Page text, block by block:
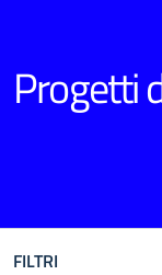
Progetti
FILTRI